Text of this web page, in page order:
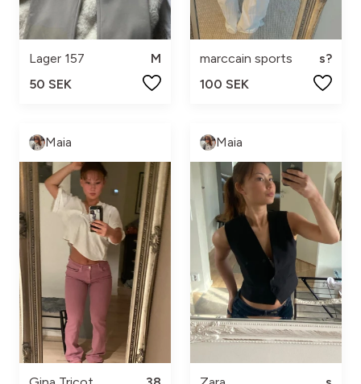
Lager 157
M
50 SEK
marccain sports
s?
100 SEK
Maia Maia